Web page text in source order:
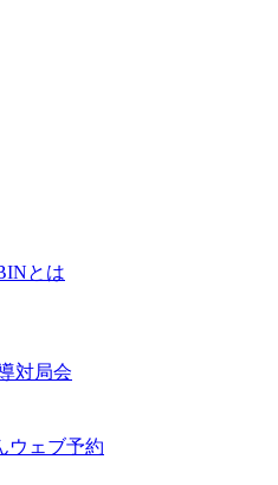
とは
対局会
ウェブ予約